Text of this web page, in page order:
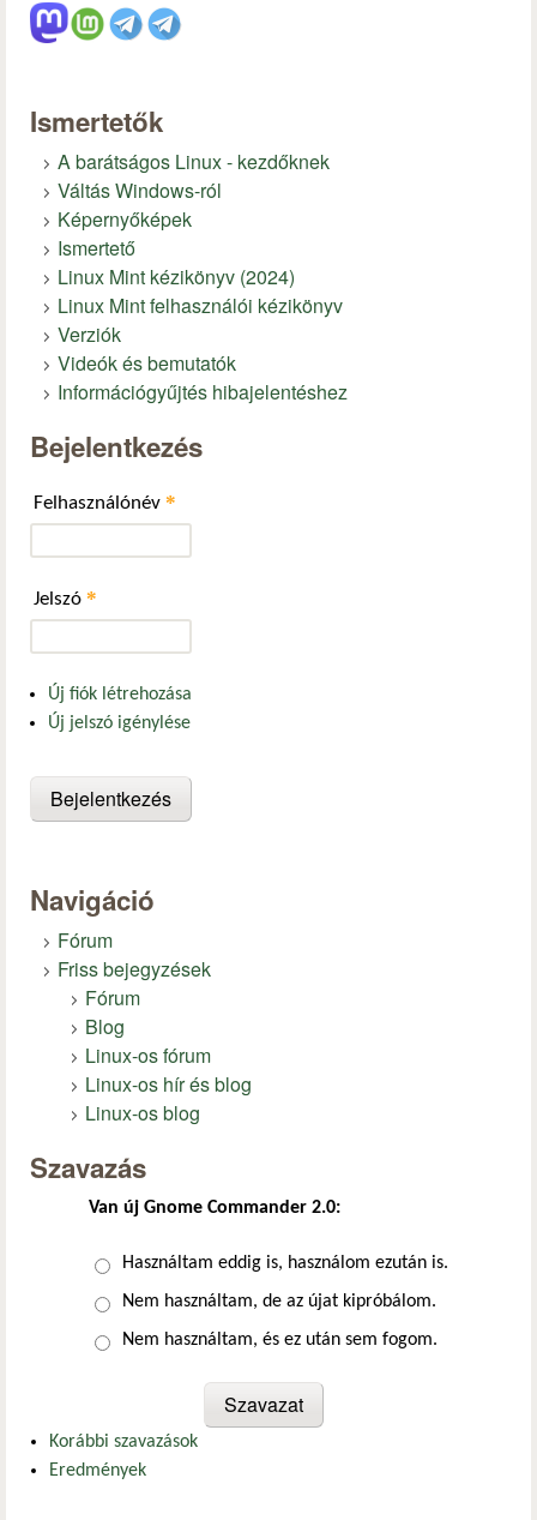
Ismertetők
A barátságos Linux - kezdőknek
Váltás Windows-ról
Képernyőképek
Ismertető
Linux Mint kézikönyv (2024)
Linux Mint felhasználói kézikönyv
Verziók
Videók és bemutatók
Információgyűjtés hibajelentéshez
Bejelentkezés
Felhasználónév *
Jelszó *
Új fiók létrehozása
Új jelszó igénylése
Navigáció
Fórum
Friss bejegyzések
Fórum
Blog
Linux-os fórum
Linux-os hír és blog
Linux-os blog
Szavazás
Van új Gnome Commander 2.0:
Választások
Használtam eddig is, használom ezután is.
Nem használtam, de az újat kipróbálom.
Nem használtam, és ez után sem fogom.
Korábbi szavazások
Eredmények